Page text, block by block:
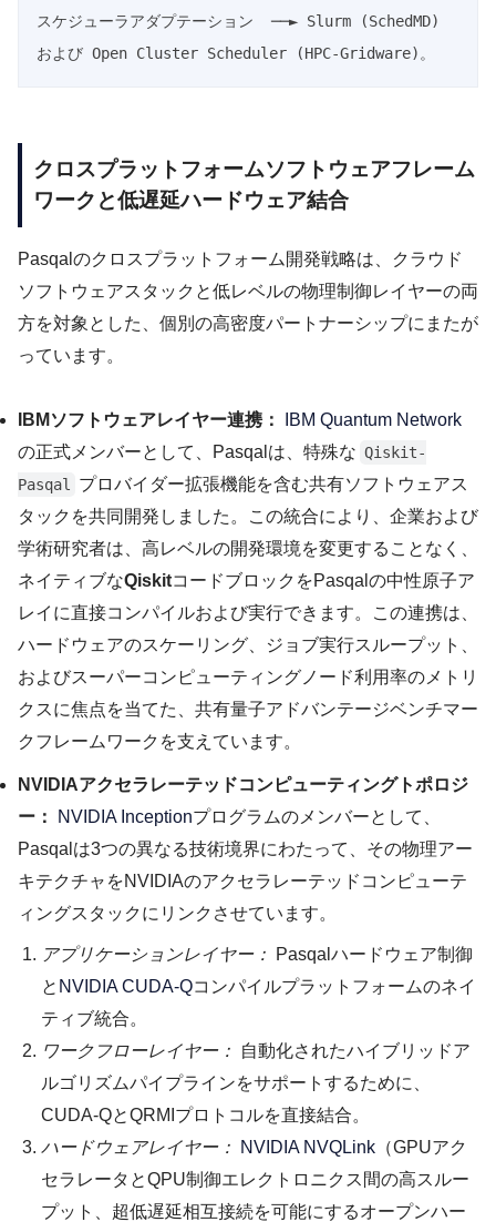
スケジューラアダプテーション  ──► Slurm (SchedMD)
クロスプラットフォームソフトウェアフレーム
ワークと低遅延ハードウェア結合
Pasqalのクロスプラットフォーム開発戦略は、クラウド
ソフトウェアスタックと低レベルの物理制御レイヤーの両
方を対象とした、個別の高密度パートナーシップにまたが
っています。
IBMソフトウェアレイヤー連携：
IBM Quantum Network
の正式メンバーとして、Pasqalは、特殊な Qiskit-
Pasqal
プロバイダー拡張機能を含む共有ソフトウェアス
タックを共同開発しました。この統合により、企業および
学術研究者は、高レベルの開発環境を変更することなく、
ネイティブなQiskitコードブロックをPasqalの中性原子ア
レイに直接コンパイルおよび実行できます。この連携は、
ハードウェアのスケーリング、ジョブ実行スループット、
およびスーパーコンピューティングノード利用率のメトリ
クスに焦点を当てた、共有量子アドバンテージベンチマー
クフレームワークを支えています。
NVIDIAアクセラレーテッドコンピューティングトポロジ
ー：
NVIDIA Inceptionプログラムのメンバーとして、
Pasqalは3つの異なる技術境界にわたって、その物理アー
キテクチャをNVIDIAのアクセラレーテッドコンピューテ
ィングスタックにリンクさせています。
アプリケーションレイヤー：
Pasqalハードウェア制御
と NVIDIA CUDA-Qコンパイルプラットフォームのネイ
ティブ統合。
ワークフローレイヤー：
自動化されたハイブリッドア
ルゴリズムパイプラインをサポートするために、
CUDA-QとQRMIプロトコルを直接結合。
ハードウェアレイヤー：
NVIDIA NVQLink（GPUアク
セラレータとQPU制御エレクトロニクス間の高スルー
プット、超低遅延相互接続を可能にするオープンハー